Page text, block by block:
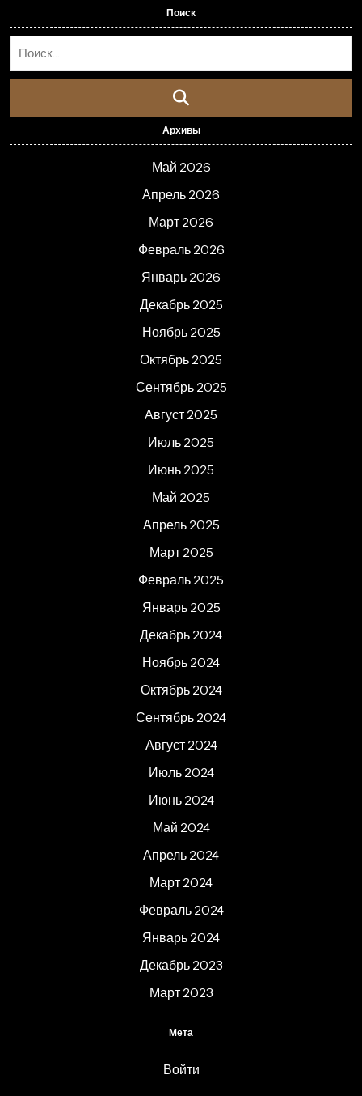
Поиск
Архивы
Май 2026
Апрель 2026
Март 2026
Февраль 2026
Январь 2026
Декабрь 2025
Ноябрь 2025
Октябрь 2025
Сентябрь 2025
Август 2025
Июль 2025
Июнь 2025
Май 2025
Апрель 2025
Март 2025
Февраль 2025
Январь 2025
Декабрь 2024
Ноябрь 2024
Октябрь 2024
Сентябрь 2024
Август 2024
Июль 2024
Июнь 2024
Май 2024
Апрель 2024
Март 2024
Февраль 2024
Январь 2024
Декабрь 2023
Март 2023
Мета
Войти